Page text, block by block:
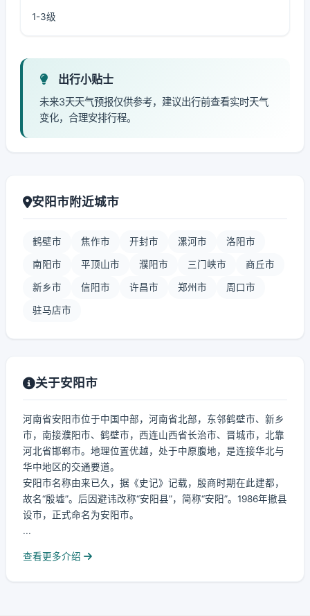
1-3级
出行小贴士
未来3天天气预报仅供参考，建议出行前查看实时天气
变化，合理安排行程。
安阳市附近城市
鹤壁市 焦作市 开封市 漯河市 洛阳市
南阳市 平顶山市 濮阳市 三门峡市 商丘市
新乡市 信阳市 许昌市 郑州市 周口市
驻马店市
关于安阳市
河南省安阳市位于中国中部，河南省北部，东邻鹤壁市、新乡
市，南接濮阳市、鹤壁市，西连山西省长治市、晋城市，北靠
河北省邯郸市。地理位置优越，处于中原腹地，是连接华北与
华中地区的交通要道。
安阳市名称由来已久，据《史记》记载，殷商时期在此建都，
故名“殷墟”。后因避讳改称“安阳县”，简称“安阳”。1986年撤县
设市，正式命名为安阳市。
...
查看更多介绍